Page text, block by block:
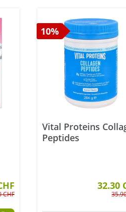
CHF
10%
Vital Proteins
Peptides
32.30